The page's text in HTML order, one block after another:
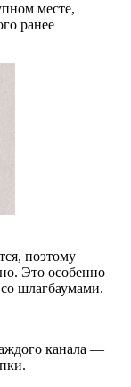
месте,
ранее
поэтому
Это особенно
шлагбаумами.
канала —